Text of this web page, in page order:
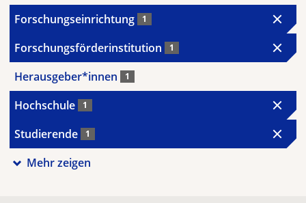
Forschungseinrichtung 1
Forschungsförderinstitution 1
Herausgeber*innen 1
Hochschule 1
Studierende 1
Mehr zeigen